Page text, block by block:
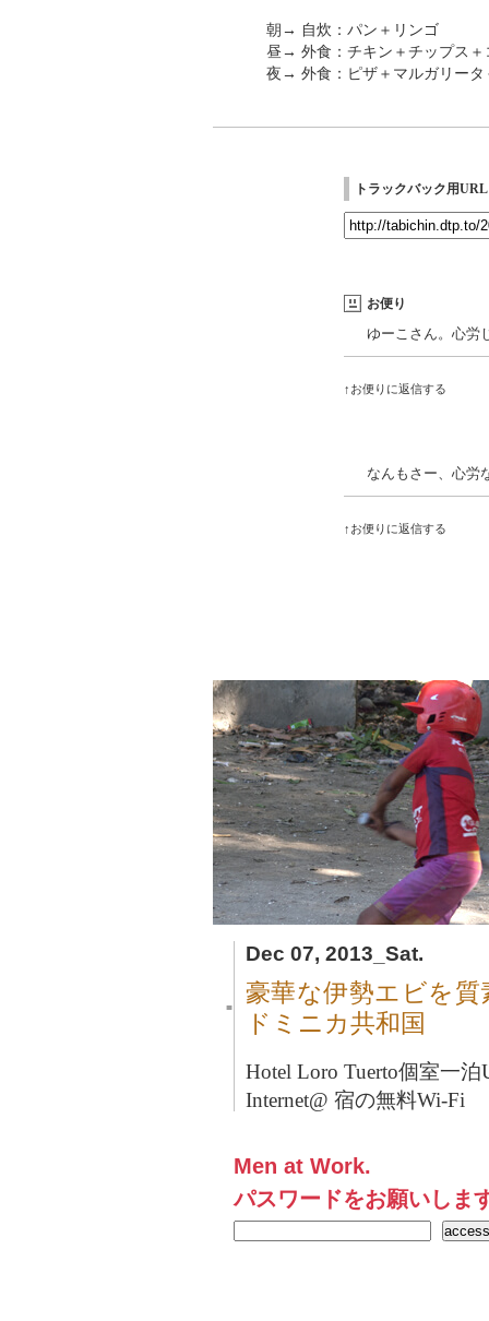
朝→ 自炊：パン＋リンゴ
昼→ 外食：チキン＋チップス＋
夜→ 外食：ピザ＋マルガリータ
トラックバック用URL
お便り
ゆーこさん。心労
↑お便りに返信する
なんもさー、心労
↑お便りに返信する
Dec 07, 2013_Sat.
■
豪華な伊勢エビを
ドミニカ共和国
Hotel Loro Tuerto個室一泊
Internet@ 宿の無料Wi-Fi
Men at Work.
パスワードをお願いしま